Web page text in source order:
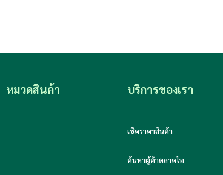
หมวดสินค้า บริการของเรา
เช็คราคาสินค้า
ค้นหาผู้ค้าตลาดไท